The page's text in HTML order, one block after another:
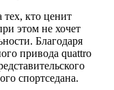
кто ценит
этом не хочет
Благодаря
привода quattro
спортседана.